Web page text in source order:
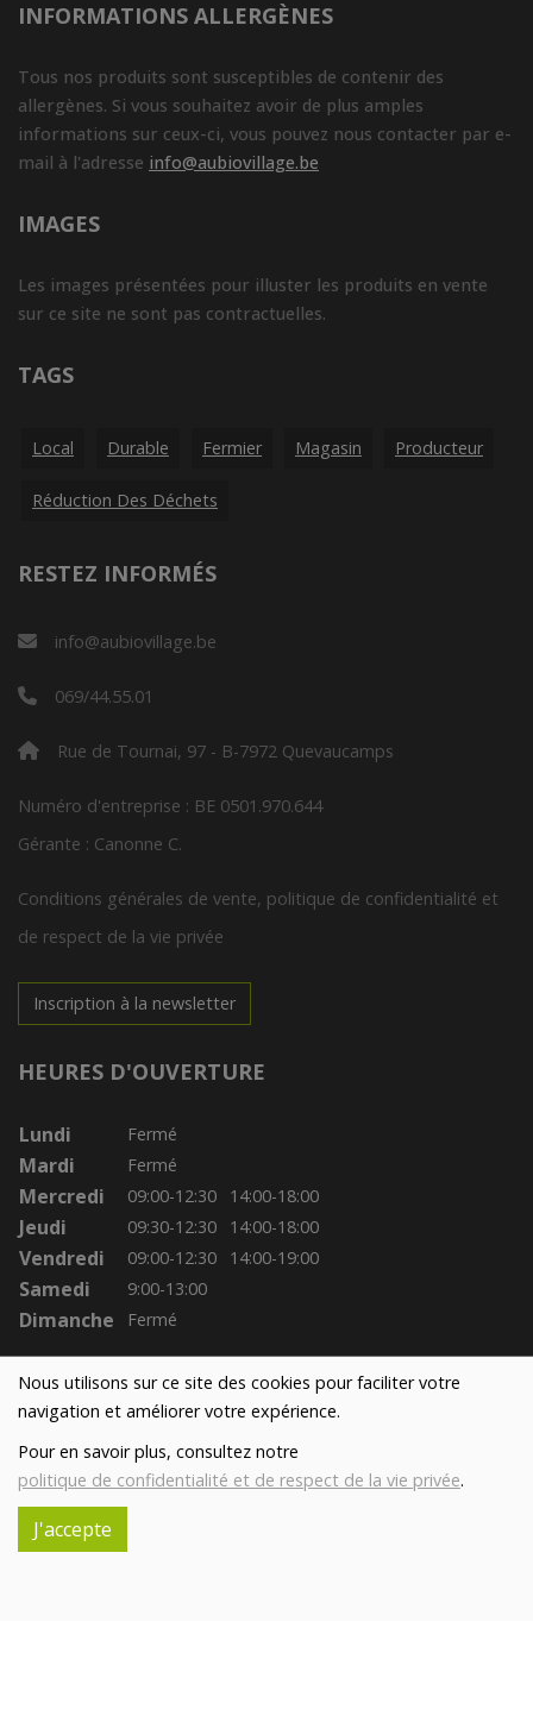
Nous utilisons sur ce site des cookies pour faciliter votre
navigation et améliorer votre expérience.
Pour en savoir plus, consultez notre
politique de confidentialité et de respect de la vie privée.
J'accepte
INFORMATIONS ALLERGÈNES
Tous nos produits sont susceptibles de contenir des
allergènes. Si vous souhaitez avoir de plus amples
informations sur ceux-ci, vous pouvez nous contacter par e-
mail à l'adresse info@aubiovillage.be
IMAGES
Les images présentées pour illuster les produits en vente
sur ce site ne sont pas contractuelles.
TAGS
Local Durable Fermier Magasin Producteur
Réduction Des Déchets
RESTEZ INFORMÉS
info@aubiovillage.be
069/44.55.01
Rue de Tournai, 97 - B-7972 Quevaucamps
Numéro d'entreprise : BE 0501.970.644
Gérante : Canonne C.
Conditions générales de vente, politique de confidentialité et
de respect de la vie privée
Inscription à la newsletter
HEURES D'OUVERTURE
Lundi Fermé
Mardi Fermé
Mercredi 09:00-12:30 14:00-18:00
Jeudi 09:30-12:30 14:00-18:00
Vendredi 09:00-12:30 14:00-19:00
Samedi 9:00-13:00
Dimanche Fermé